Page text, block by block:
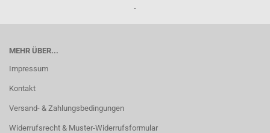
-
MEHR ÜBER...
Impressum
Kontakt
Versand- & Zahlungsbedingungen
Widerrufsrecht & Muster-Widerrufsformular